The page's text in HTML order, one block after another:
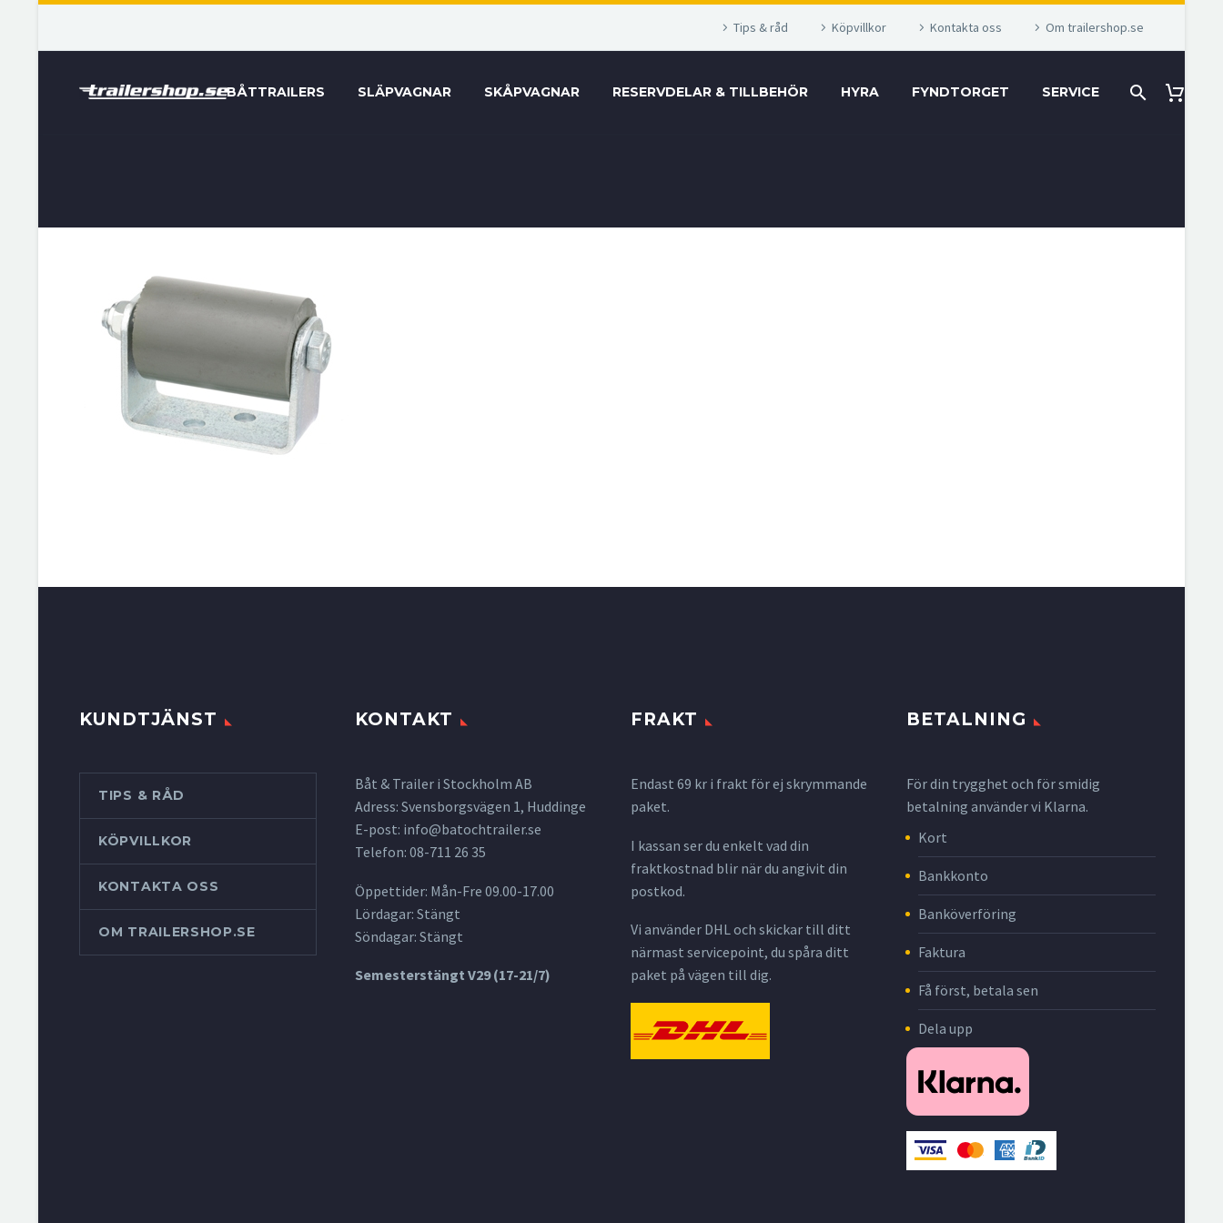
Tips & råd Köpvillkor Kontakta oss Om trailershop.se
BÅTTRAILERS SLÄPVAGNAR SKÅPVAGNAR RESERVDELAR & TILLBEHÖR HYRA FYNDTORGET SERVICE
KUNDTJÄNST
TIPS & RÅD
KÖPVILLKOR
KONTAKTA OSS
OM TRAILERSHOP.SE
KONTAKT
Båt & Trailer i Stockholm AB
Adress: Svensborgsvägen 1, Huddinge
E-post: info@batochtrailer.se
Telefon: 08-711 26 35
Öppettider: Mån-Fre 09.00-17.00
Lördagar: Stängt
Söndagar: Stängt
Semesterstängt V29 (17-21/7)
FRAKT
Endast 69 kr i frakt för ej skrymmande
paket.
I kassan ser du enkelt vad din
fraktkostnad blir när du angivit din
postkod.
Vi använder DHL och skickar till ditt
närmast servicepoint, du spåra ditt
paket på vägen till dig.
BETALNING
För din trygghet och för smidig
betalning använder vi Klarna.
Kort
Bankkonto
Banköverföring
Faktura
Få först, betala sen
Dela upp